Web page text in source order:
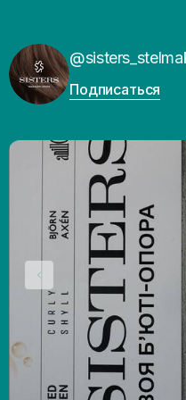
Подписаться